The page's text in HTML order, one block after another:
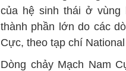
của hệ sinh thái ở vùng
thành phần lớn do các
Cực, theo tạp chí
Dòng chảy Mạch Nam